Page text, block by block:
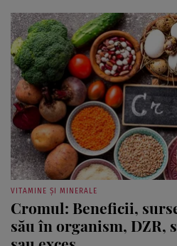
Cromul: Beneficii,
său în organism, DZR,
sau exces